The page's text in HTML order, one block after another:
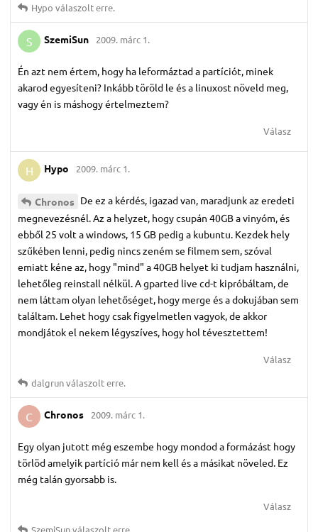
Hypo válaszolt erre.
S SzemiSun 2009. márc 1.
Én azt nem értem, hogy ha leformáztad a partíciót, minek
akarod egyesíteni? Inkább töröld le és a linuxost növeld meg,
vagy én is máshogy értelmeztem?
Válasz
H Hypo 2009. márc 1.
Chronos De ez a kérdés, igazad van, maradjunk az eredeti
megnevezésnél. Az a helyzet, hogy csupán 40GB a vinyóm, és
ebből 25 volt a windows, 15 GB pedig a kubuntu. Kezdek hely
szűkében lenni, pedig nincs zeném se filmem sem, szóval
emiatt kéne az, hogy "mind" a 40GB helyet ki tudjam használni,
lehetőleg reinstall nélkül. A gparted live cd-t kipróbáltam, de
nem láttam olyan lehetőséget, hogy merge és a dokujában sem
találtam. Lehet hogy csak figyelmetlen vagyok, de akkor
mondjátok el nekem légyszíves, hogy hol tévesztettem!
Válasz
dalgrunválaszolt erre.
C Chronos 2009. márc 1.
Egy olyan jutott még eszembe hogy mondod a formázást hogy
törlöd amelyik partíció már nem kell és a másikat növeled. Ez
még talán gyorsabb is.
Válasz
SzemiSunválaszolt erre.